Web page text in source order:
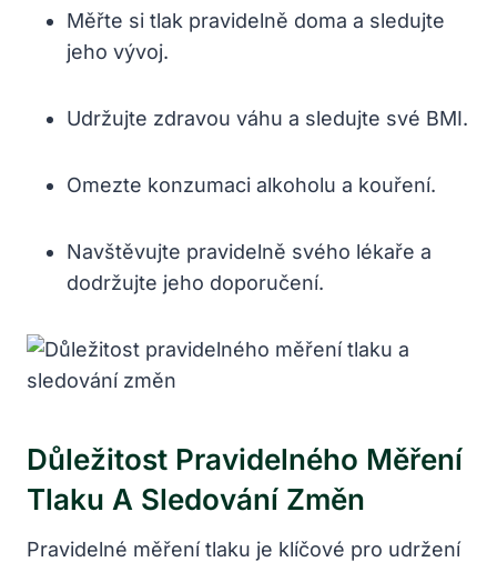
Měřte si tlak pravidelně doma a sledujte
jeho vývoj.
Udržujte zdravou váhu a sledujte své BMI.
Omezte konzumaci alkoholu a kouření.
Navštěvujte pravidelně svého lékaře a
dodržujte jeho doporučení.
Důležitost Pravidelného Měření
Tlaku A Sledování Změn
Pravidelné měření tlaku je klíčové pro udržení